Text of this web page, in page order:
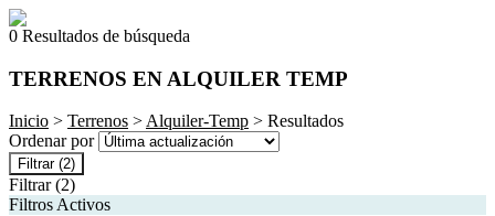
0 Resultados de búsqueda
TERRENOS EN ALQUILER TEMP
Inicio > Terrenos >Alquiler-Temp > Resultados
Ordenar por
Filtrar (2)
Filtrar (2)
Filtros Activos